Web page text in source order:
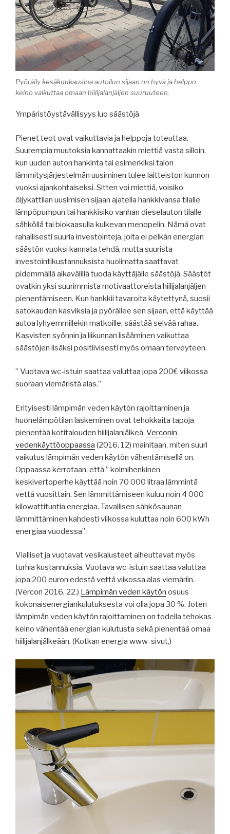
Pyöräily kesäkuukausina autoilun sijaan on hyvä ja helppo
keino vaikuttaa omaan hiilijalanjäljen suuruuteen.
Ympäristöystävällisyys luo säästöjä
Pienet teot ovat vaikuttavia ja helppoja toteuttaa.
Suurempia muutoksia kannattaakin miettiä vasta silloin,
kun uuden auton hankinta tai esimerkiksi talon
lämmitysjärjestelmän uusiminen tulee laitteiston kunnon
vuoksi ajankohtaiseksi. Sitten voi miettiä, voisiko
öljykattilan uusimisen sijaan ajatella hankkivansa tilalle
lämpöpumpun tai hankkisiko vanhan dieselauton tilalle
sähköllä tai biokaasulla kulkevan menopelin. Nämä ovat
rahallisesti suuria investointeja, joita ei pelkän energian
säästön vuoksi kannata tehdä, mutta suurista
investointikustannuksista huolimatta saattavat
pidemmällä aikavälillä tuoda käyttäjälle säästöjä. Säästöt
ovatkin yksi suurimmista motivaattoreista hiilijalanjäljen
pienentämiseen. Kun hankkii tavaroita käytettynä, suosii
satokauden kasviksia ja pyöräilee sen sijaan, että käyttää
autoa lyhyemmillekin matkoille, säästää selvää rahaa.
Kasvisten syönnin ja liikunnan lisääminen vaikuttaa
säästöjen lisäksi positiivisesti myös omaan terveyteen.
” Vuotava wc-istuin saattaa valuttaa jopa 200€ viikossa
suoraan viemäristä alas.”
Erityisesti lämpimän veden käytön rajoittaminen ja
huonelämpötilan laskeminen ovat tehokkaita tapoja
pienentää kotitalouden hiilijalanjälkeä. Verconin
vedenkäyttöoppaassa (2016, 12) mainitaan, miten suuri
vaikutus lämpimän veden käytön vähentämisellä on.
Oppaassa kerrotaan, että ” kolmihenkinen
keskivertoperhe käyttää noin 70 000 litraa lämmintä
vettä vuosittain. Sen lämmittämiseen kuluu noin 4 000
kilowattituntia energiaa. Tavallisen sähkösaunan
lämmittäminen kahdesti viikossa kuluttaa noin 600 kWh
energiaa vuodessa”.
Vialliset ja vuotavat vesikalusteet aiheuttavat myös
turhia kustannuksia. Vuotava wc-istuin saattaa valuttaa
jopa 200 euron edestä vettä viikossa alas viemäriin.
(Vercon 2016, 22.) Lämpimän veden käytön osuus
kokonaisenergiankulutuksesta voi olla jopa 30 %. Joten
lämpimän veden käytön rajoittaminen on todella tehokas
keino vähentää energian kulutusta sekä pienentää omaa
hiilijalanjälkeään. (Kotkan energia www-sivut.)